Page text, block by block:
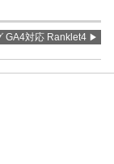
GA4対応 Ranklet4